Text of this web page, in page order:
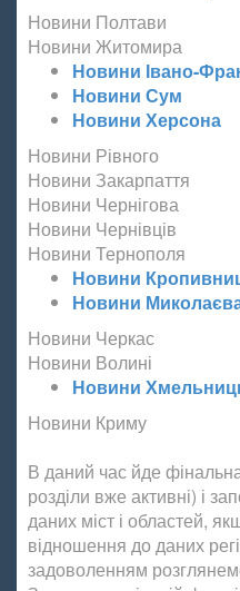
Новини Полтави
Новини Житомира
Новини Івано-
Новини Сум
Новини Херсона
Новини Рівного
Новини Закарпаття
Новини Чернігова
Новини Чернівців
Новини Тернополя
Новини
Новини
Новини Черкас
Новини Волині
Новини
Новини Криму
В даний час йде
розділи вже активні) і
даних міст і областей,
відношення до даних
задоволенням